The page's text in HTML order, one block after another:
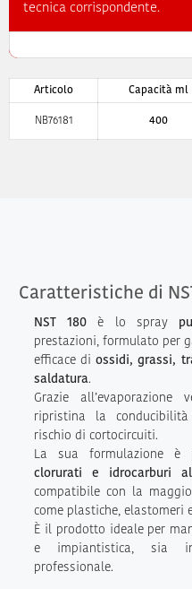
tecnica corrispondente.
Articolo Capacità ml
NB76181 400
Caratteristiche di
NST 180 è lo spray
prestazioni, formulato per
efficace diossidi, grassi,
saldatura.
Grazie
ripristina la
rischio di cortocircuiti.
La sua formulazione è
clorurati e idrocarburi
compatibile con la
come plastiche, elastomeri
È il prodotto ideale per
e impiantistica, sia
professionale.